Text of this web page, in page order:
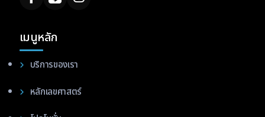
เมนูหลัก
บริการของเรา
หลักเลขศาสตร์